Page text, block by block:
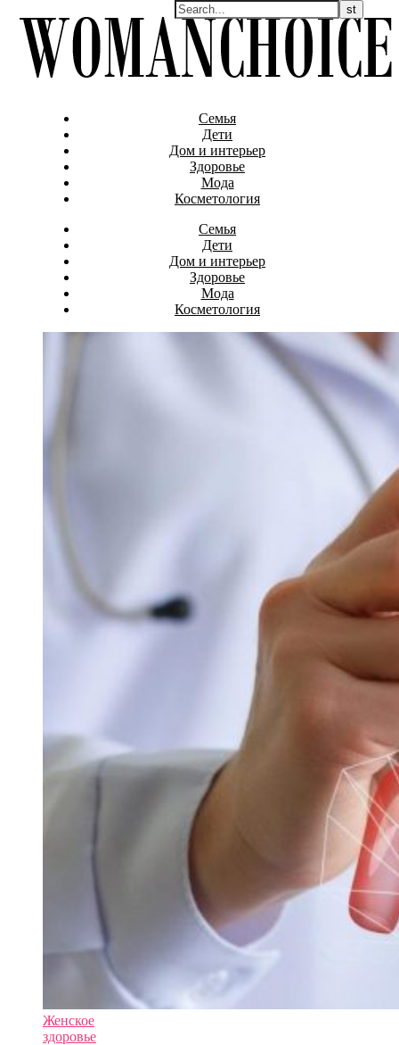
Семья
Дети
Дом и интерьер
Здоровье
Мода
Косметология
Семья
Дети
Дом и интерьер
Здоровье
Мода
Косметология
Женское
здоровье